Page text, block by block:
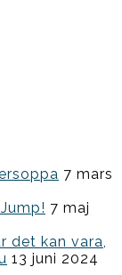
7 mars
7 maj
det kan vara,
13 juni 2024